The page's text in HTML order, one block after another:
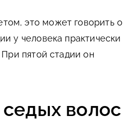
это может говорить о
у человека практически
При пятой стадии он
волос